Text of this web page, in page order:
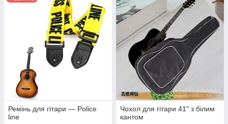
Ремінь для гітари — Police
line
Чохол для гітари 41" з білим
кантом